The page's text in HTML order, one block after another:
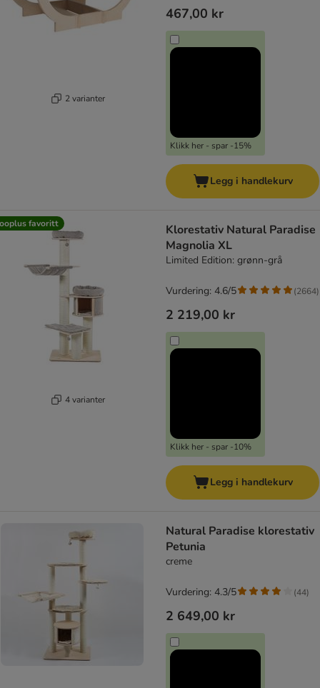
2 varianter
467,00 kr
Klikk her - spar -15%
Legg i handlekurv
favoritt
4 varianter
Klorestativ Natural Paradise
Magnolia XL
Limited Edition: grønn-grå
2 219,00 kr
Klikk her - spar -10%
Vurdering: 4.6/5 (2664)
Legg i handlekurv
Natural Paradise klorestativ
Petunia
creme
2 649,00 kr
Vurdering: 4.3/5 (44)